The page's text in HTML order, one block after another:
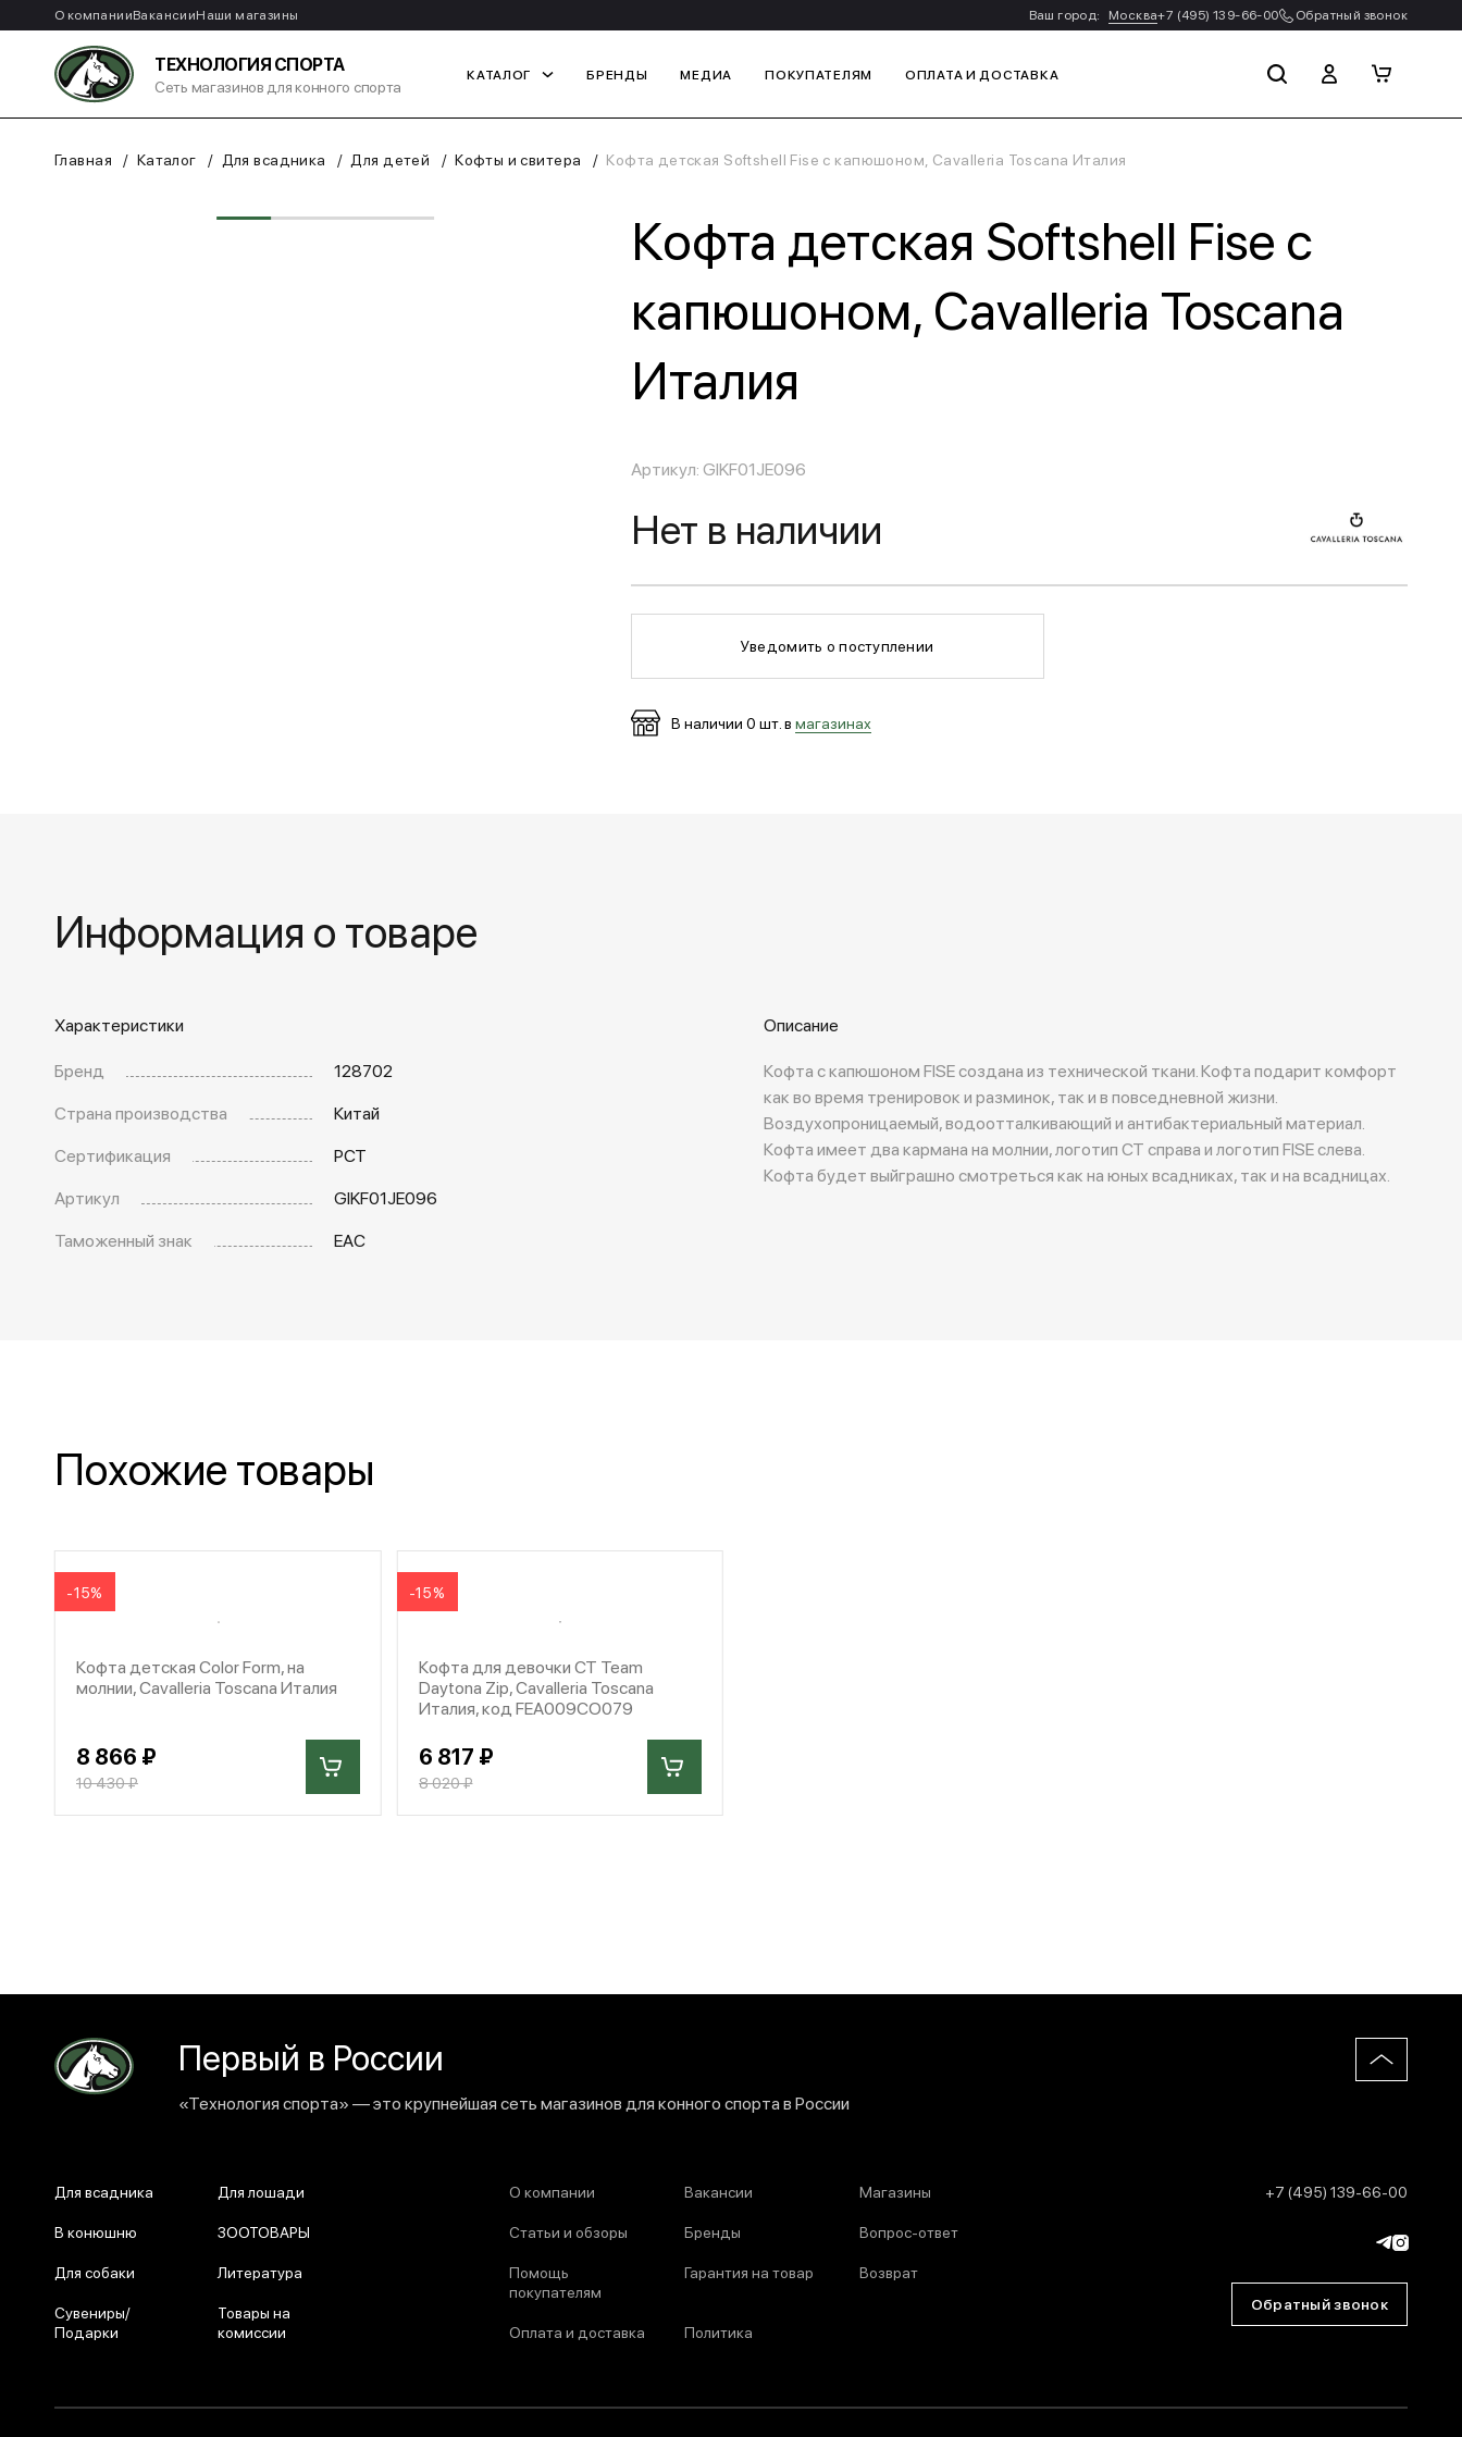
О компанииВакансииНаши магазины Ваш город: Москва+7 (495) 139-66-00 Обратный звонок
ТЕХНОЛОГИЯ СПОРТА
Сеть магазинов для конного спорта
КАТАЛОГ БРЕНДЫ МЕДИА ПОКУПАТЕЛЯМ ОПЛАТА И ДОСТАВКА
Главная Каталог Для всадника Для детей Кофты и свитера Кофта детская Softshell Fise с капюшоном, Cavalleria Toscana Италия
Кофта детская Softshell Fise с
капюшоном, Cavalleria Toscana
Италия
Артикул: GIKF01JE096
Нет в наличии
Уведомить о поступлении
В наличии 0 шт. в магазинах
Информация о товаре
Характеристики
Бренд
128702
Страна производства
Китай
Сертификация
РСТ
Артикул
GIKF01JE096
Таможенный знак
EAC
Описание
Кофта с капюшоном FISE создана из технической ткани. Кофта подарит комфорт
как во время тренировок и разминок, так и в повседневной жизни.
Воздухопроницаемый, водоотталкивающий и антибактериальный материал.
Кофта имеет два кармана на молнии, логотип CT справа и логотип FISE слева.
Кофта будет выйграшно смотреться как на юных всадниках, так и на всадницах.
Похожие товары
-15%
Кофта детская Color Form, на
молнии, Cavalleria Toscana Италия
8 866 ₽
10 430 ₽
-15%
Кофта для девочки CT Team
Daytona Zip, Cavalleria Toscana
Италия, код FEA009CO079
6 817 ₽
8 020 ₽
Первый в России
«Технология спорта» — это крупнейшая сеть магазинов для конного спорта в России
Для всадника Для лошади
В конюшню ЗООТОВАРЫ
Для собаки Литература
Сувениры/
Подарки
Товары на
комиссии
О компании Вакансии Магазины
Статьи и обзоры Бренды Вопрос-ответ
Помощь
покупателям
Гарантия на товар Возврат
Оплата и доставка Политика
+7 (495) 139-66-00
Обратный звонок